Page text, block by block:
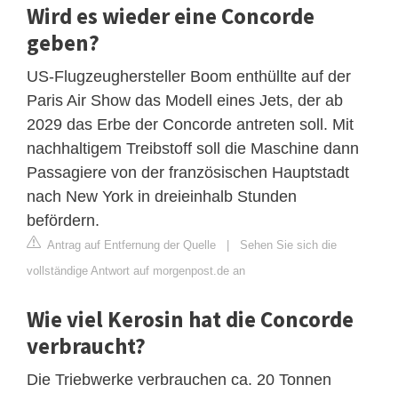
Wird es wieder eine Concorde
geben?
US-Flugzeughersteller Boom enthüllte auf der
Paris Air Show das Modell eines Jets, der ab
2029 das Erbe der Concorde antreten soll. Mit
nachhaltigem Treibstoff soll die Maschine dann
Passagiere von der französischen Hauptstadt
nach New York in dreieinhalb Stunden
befördern.
Antrag auf Entfernung der Quelle | Sehen Sie sich die
vollständige Antwort auf morgenpost.de an
Wie viel Kerosin hat die Concorde
verbraucht?
Die Triebwerke verbrauchen ca. 20 Tonnen